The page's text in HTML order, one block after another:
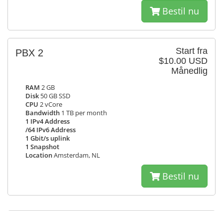
Bestil nu
Start fra
$10.00 USD
Månedlig
PBX 2
RAM 2 GB
Disk 50 GB SSD
CPU 2 vCore
Bandwidth 1 TB per month
1 IPv4 Address
/64 IPv6 Address
1 Gbit/s uplink
1 Snapshot
LocationAmsterdam, NL
Bestil nu